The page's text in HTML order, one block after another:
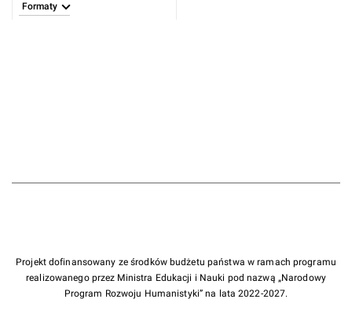
Formaty
Projekt dofinansowany ze środków budżetu państwa w ramach programu
realizowanego przez Ministra Edukacji i Nauki pod nazwą „Narodowy
Program Rozwoju Humanistyki” na lata 2022-2027.